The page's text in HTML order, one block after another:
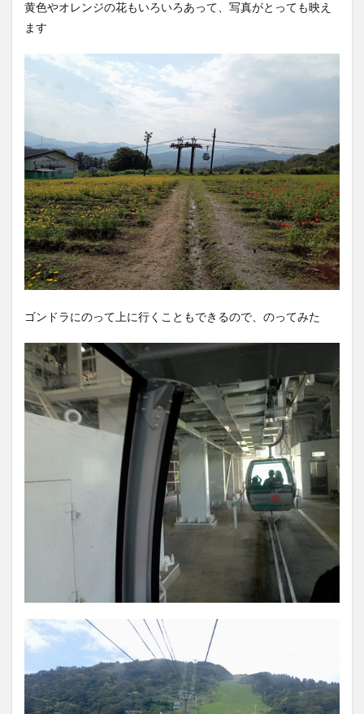
黄色やオレンジの花もいろいろあって、写真がとっても映え
ます
ゴンドラにのって上に行くこともできるので、のってみた